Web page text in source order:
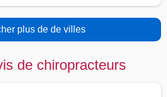
plus de de villes
de chiropracteurs